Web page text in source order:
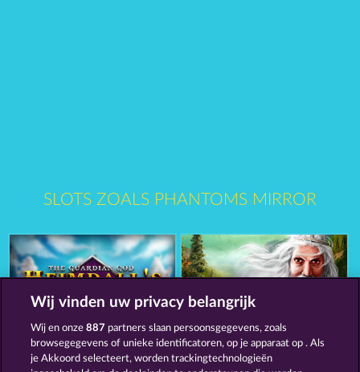
SLOTS ZOALS PHANTOMS MIRROR
The Guardian God: Heimdall's Horn The Land of Heroes
Wij vinden uw privacy belangrijk
Wij en onze887 partners slaan persoonsgegevens, zoals
browsegegevens of unieke identificatoren, op je apparaat op . Als
je Akkoord selecteert, worden trackingtechnologieën